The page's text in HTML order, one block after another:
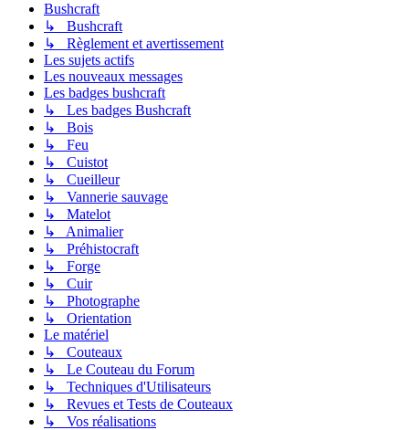
Bushcraft
↳ Bushcraft
↳ Règlement et avertissement
Les sujets actifs
Les nouveaux messages
Les badges bushcraft
↳ Les badges Bushcraft
↳ Bois
↳ Feu
↳ Cuistot
↳ Cueilleur
↳ Vannerie sauvage
↳ Matelot
↳ Animalier
↳ Préhistocraft
↳ Forge
↳ Cuir
↳ Photographe
↳ Orientation
Le matériel
↳ Couteaux
↳ Le Couteau du Forum
↳ Techniques d'Utilisateurs
↳ Revues et Tests de Couteaux
↳ Vos réalisations